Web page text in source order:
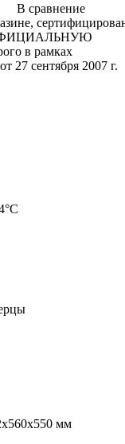
В сравнение
ОФИЦИАЛЬНУЮ
в рамках
27 сентября 2007 г.
мм